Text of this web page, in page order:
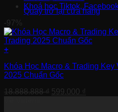
Quay trở lại cửa hàng
Khoá học Tiktok,
-97%
+
Khóa Học Macro & Trading
2025 Chuẩn Gốc
18.888.888₫ Giá
599.000 ₫